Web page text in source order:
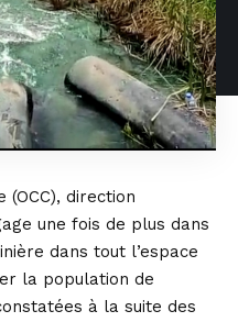
(OCC), direction
une fois de plus dans
dans tout l’espace
la population de
à la suite des